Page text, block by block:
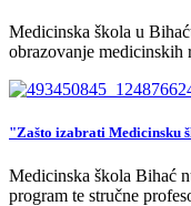
Medicinska škola u
obrazovanje
"Zašto izabrati Medicinsku
Medicinska škola Bihać
program te stručne